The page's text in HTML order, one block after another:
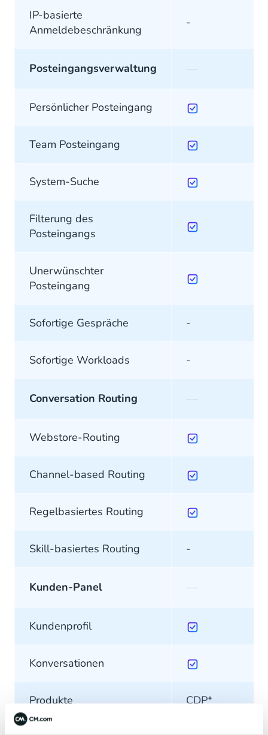
IP-basierte
Anmeldebeschränkung
-
Posteingangsverwaltung —
Persönlicher Posteingang
Team Posteingang
System-Suche
Filterung des
Posteingangs
Unerwünschter
Posteingang
Sofortige Gespräche -
Sofortige Workloads -
Conversation Routing —
Webstore-Routing
Channel-based Routing
Regelbasiertes Routing
Skill-basiertes Routing -
Kunden-Panel —
Kundenprofil
Konversationen
Produkte CDP*